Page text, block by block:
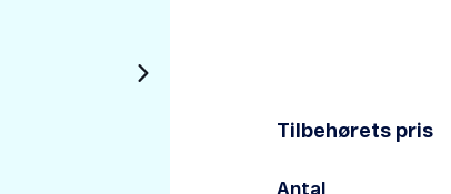
Tilbehørets pris
Antal